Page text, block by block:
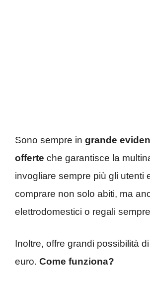
Sono sempre in grande
offerte che garantisce la
invogliare sempre più gli utenti
comprare non solo abiti, ma
elettrodomestici o regali
Inoltre, offre grandi possibilità
euro. Come funziona?